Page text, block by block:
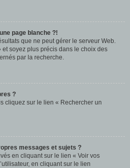
page blanche ?!
que ne peut gérer le serveur Web.
soyez plus précis dans le choix des
par la recherche.
?
cliquez sur le lien « Rechercher un
messages et sujets ?
en cliquant sur le lien « Voir vos
en cliquant sur le lien